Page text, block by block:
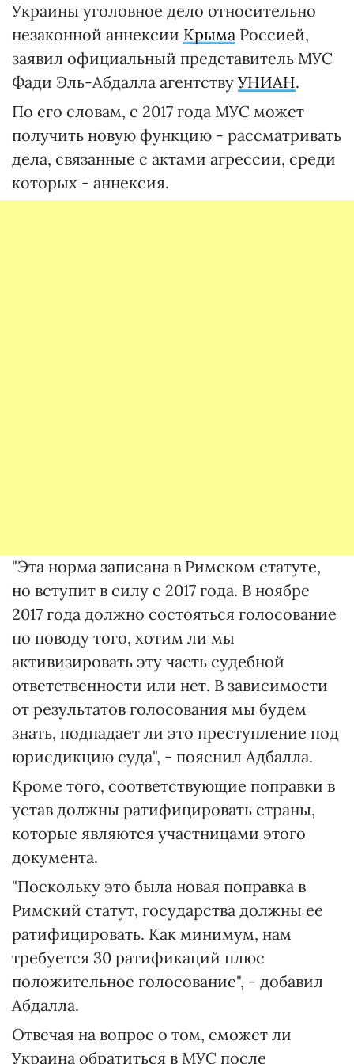
Украины уголовное дело относительно
незаконной аннексии Крыма Россией,
заявил официальный представитель МУС
Фади Эль-Абдалла агентству УНИАН.
По его словам, с 2017 года МУС может
получить новую функцию - рассматривать
дела, связанные с актами агрессии, среди
которых - аннексия.
"Эта норма записана в Римском статуте,
но вступит в силу с 2017 года. В ноябре
2017 года должно состояться голосование
по поводу того, хотим ли мы
активизировать эту часть судебной
ответственности или нет. В зависимости
от результатов голосования мы будем
знать, подпадает ли это преступление под
юрисдикцию суда", - пояснил Адбалла.
Кроме того, соответствующие поправки в
устав должны ратифицировать страны,
которые являются участницами этого
документа.
"Поскольку это была новая поправка в
Римский статут, государства должны ее
ратифицировать. Как минимум, нам
требуется 30 ратификаций плюс
положительное голосование", - добавил
Абдалла.
Отвечая на вопрос о том, сможет ли
Украина обратиться в МУС после